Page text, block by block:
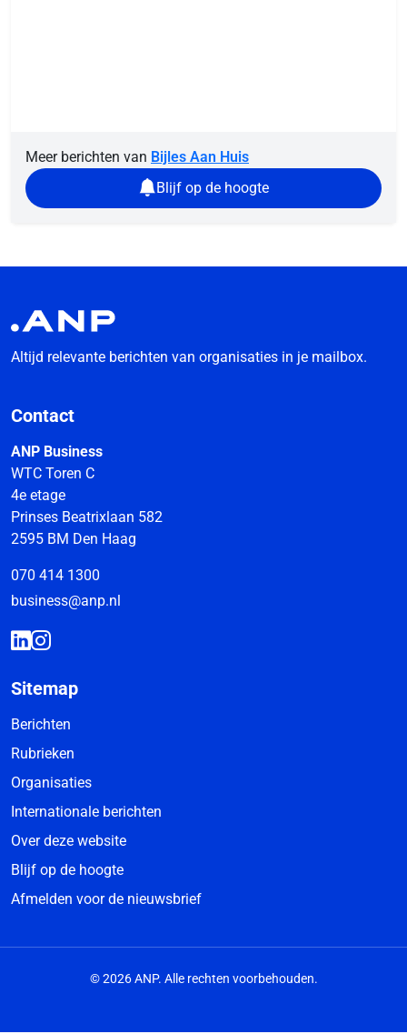
Meer berichten van Bijles Aan Huis
Blijf op de hoogte
Altijd relevante berichten van organisaties in je mailbox.
Contact
ANP Business
WTC Toren C
4e etage
Prinses Beatrixlaan 582
2595 BM Den Haag
070 414 1300
business@anp.nl
Sitemap
Berichten
Rubrieken
Organisaties
Internationale berichten
Over deze website
Blijf op de hoogte
Afmelden voor de nieuwsbrief
© 2026 ANP. Alle rechten voorbehouden.